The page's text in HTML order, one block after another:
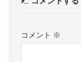
コメント ※